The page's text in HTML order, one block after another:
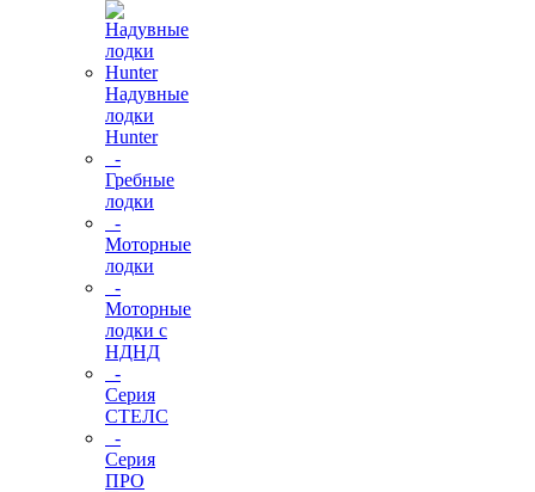
Надувные
лодки
Hunter
-
Гребные
лодки
-
Моторные
лодки
-
Моторные
лодки с
НДНД
-
Серия
СТЕЛС
-
Серия
ПРО